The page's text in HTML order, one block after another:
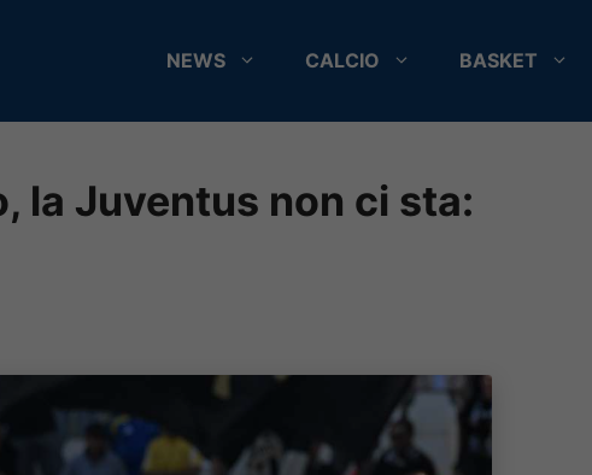
NEWS CALCIO BASKET
la Juventus non ci sta: